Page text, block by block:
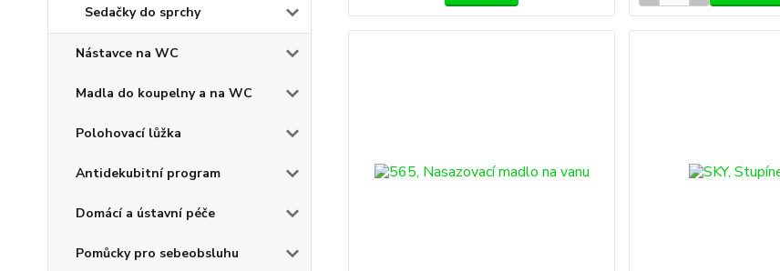
Sedačky do sprchy
Nástavce na WC
Madla do koupelny a na WC
Polohovací lůžka
Antidekubitní program
Domácí a ústavní péče
Pomůcky pro sebeobsluhu